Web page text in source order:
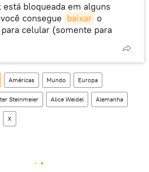
bloqueada em alguns
consegue baixar o
celular (somente para
Américas Mundo Europa
Steinmeier Alice Weidel Alemanha
X